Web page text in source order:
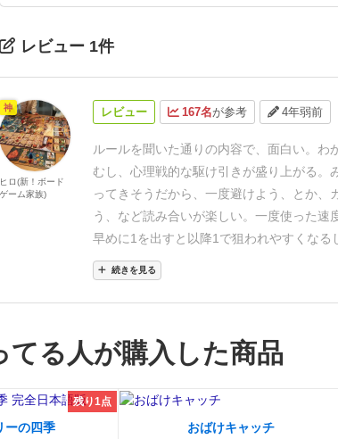
レビュー 1件
レビュー 167名が参考 4年弱前
ルールを聞いた通りの内容で、面白い。 わ
むし、心理戦的な駆け引きが盛り上がる。
ってきそうだから、一度避けよう、とか、
う、など読み合いが楽しい。一度使った速
早めに1を出すと以降1で狙われやすくなる
る6の弾丸も使い所が悩ましい。
すごく盛り上がりそう。か
下記ブログで。
続きを見る
神
ヒロ(新！ボード
ゲーム家族)
る人が購入した商品
残り1点
ーの四季
おばけキャッチ